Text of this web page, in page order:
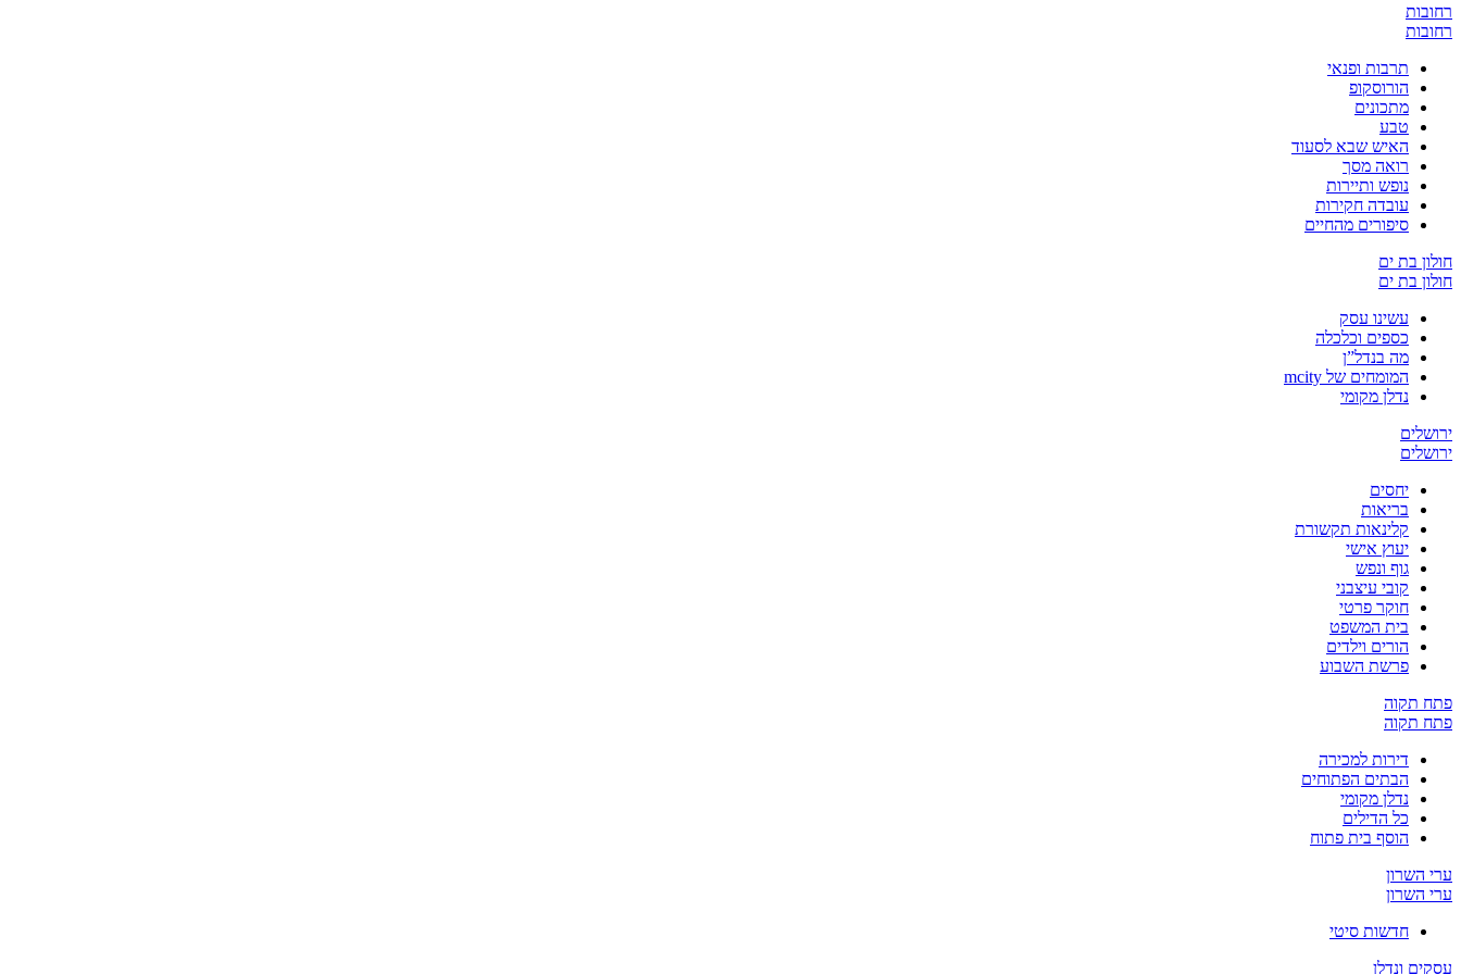
רחובות
רחובות
תרבות ופנאי
הורוסקופ
מתכונים
טבע
האיש שבא לסעוד
רואה מסך
נופש ותיירות
עובדה חקירות
סיפורים מהחיים
חולון בת ים
חולון בת ים
עשינו עסק
כספים וכלכלה
מה בנדל”ן
המומחים של mcity
נדלן מקומי
ירושלים
ירושלים
יחסים
בריאות
קלינאות תקשורת
יעוץ אישי
גוף ונפש
קובי עיצבני
חוקר פרטי
בית המשפט
הורים וילדים
פרשת השבוע
פתח תקוה
פתח תקוה
דירות למכירה
הבתים הפתוחים
נדלן מקומי
כל הדילים
הוסף בית פתוח
ערי השרון
ערי השרון
חדשות סיטי
עסקים ונדלן